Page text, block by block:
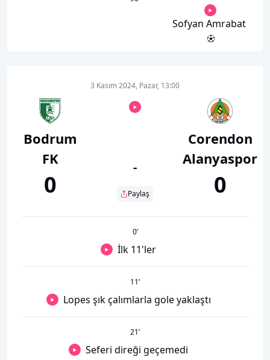
Sofyan Amrabat
Bodrum
FK
0
3 Kasım 2024, Pazar, 13:00
-
Paylaş
Corendon
Alanyaspor
0
0’
İlk 11'ler
11’
Lopes şık çalımlarla gole yaklaştı
21’
Seferi direği geçemedi